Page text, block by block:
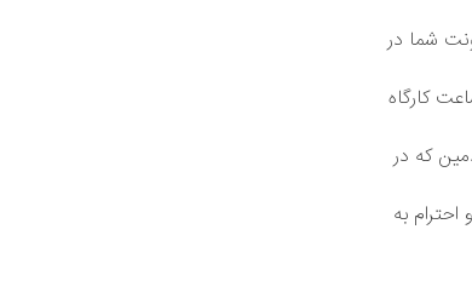
شما در
کارگاه
که در
به